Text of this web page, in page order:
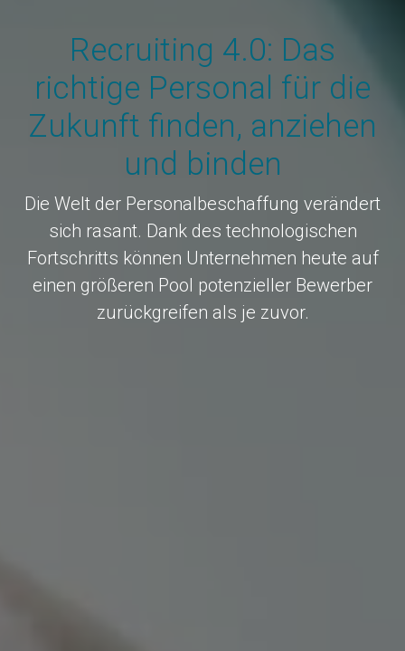
Recruiting 4.0: Das
richtige Personal für die
Zukunft finden, anziehen
und binden
Die Welt der Personalbeschaffung verändert
sich rasant. Dank des technologischen
Fortschritts können Unternehmen heute auf
einen größeren Pool potenzieller Bewerber
zurückgreifen als je zuvor.